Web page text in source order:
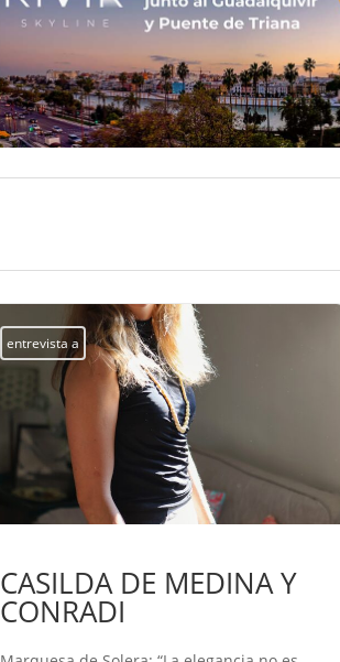
entrevista a
CASILDA DE MEDINA Y
CONRADI